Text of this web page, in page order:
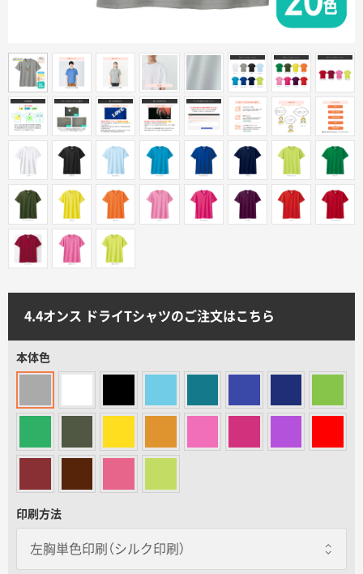
印刷色から探す
サイトメニュー
初めての方へ
ご注文の流れ
データ入稿ガイド
再注文について
4.4オンス ドライTシャツのご注文はこちら
本体色
印刷方法